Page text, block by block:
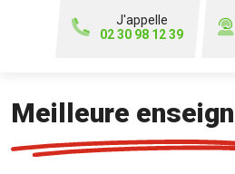
J'appelle
02 30 98 12 39
Meilleure